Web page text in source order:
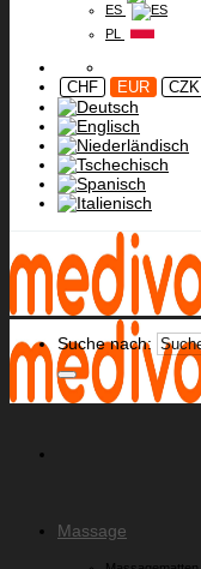
ES
PL
CHF EUR CZK
Massage
Suche nach: